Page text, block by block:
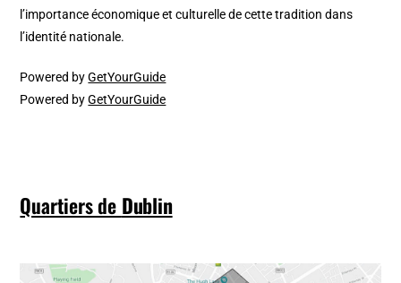
l’importance économique et culturelle de cette tradition dans
l’identité nationale.
Powered byGetYourGuide
Powered byGetYourGuide
Quartiers de Dublin